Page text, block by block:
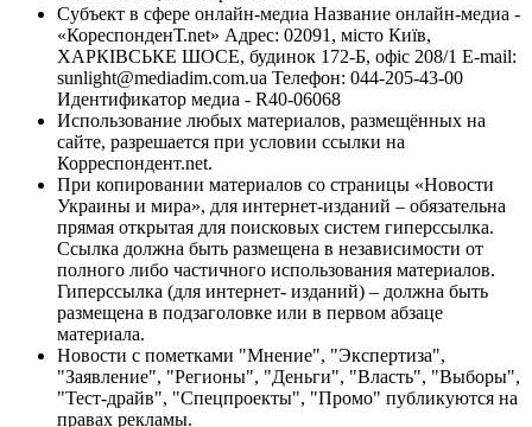
Субъект в сфере онлайн-медиа Название онлайн-медиа -
«КореспонденТ.net» Адрес: 02091, місто Київ,
ХАРКІВСЬКЕ ШОСЕ, будинок 172-Б, офіс 208/1 E-mail:
sunlight@mediadim.com.ua Телефон: 044-205-43-00
Идентификатор медиа - R40-06068
Использование любых материалов, размещённых на
сайте, разрешается при условии ссылки на
Корреспондент.net.
При копировании материалов со страницы «Новости
Украины и мира», для интернет-изданий – обязательна
прямая открытая для поисковых систем гиперссылка.
Ссылка должна быть размещена в независимости от
полного либо частичного использования материалов.
Гиперссылка (для интернет- изданий) – должна быть
размещена в подзаголовке или в первом абзаце
материала.
Новости с пометками "Мнение", "Экспертиза",
"Заявление", "Регионы", "Деньги", "Власть", "Выборы",
"Тест-драйв", "Спецпроекты", "Промо" публикуются на
правах рекламы.